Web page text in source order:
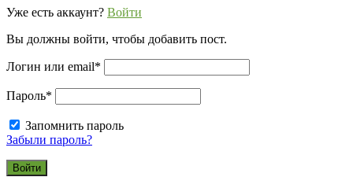
Уже есть аккаунт? Войти
Вы должны войти, чтобы добавить пост.
Логин или email*
Пароль*
Запомнить пароль
Забыли пароль?